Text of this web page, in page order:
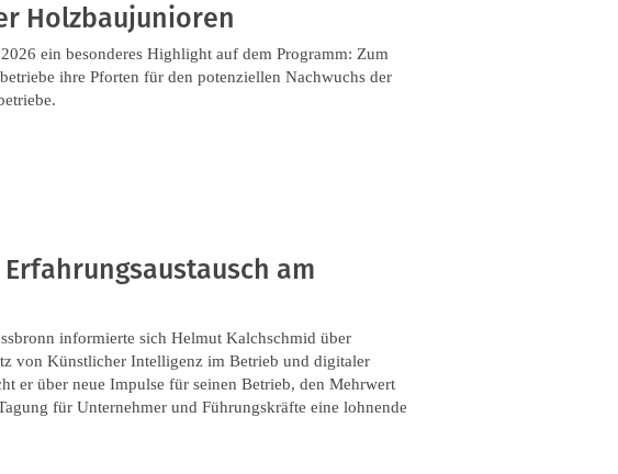
Holzbaujunioren
ein besonderes Highlight auf dem Programm: Zum
ihre Pforten für den potenziellen Nachwuchs der
am
informierte sich Helmut Kalchschmid über
von Künstlicher Intelligenz im Betrieb und digitaler
er über neue Impulse für seinen Betrieb, den Mehrwert
für Unternehmer und Führungskräfte eine lohnende